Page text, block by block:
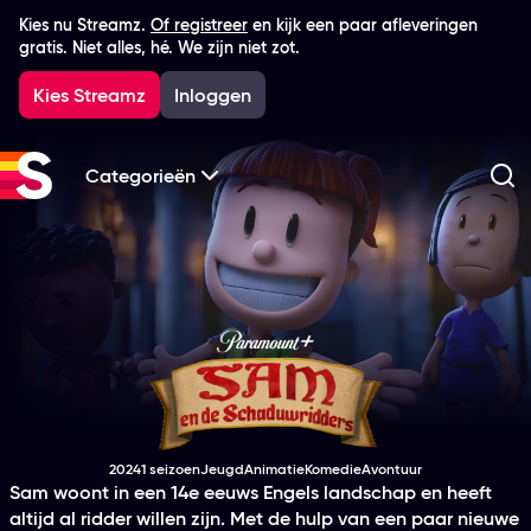
Kies nu Streamz. Of registreer en kijk een paar afleveringen
gratis. Niet alles, hé. We zijn niet zot.
Kies Streamz Inloggen
Categorieën
Sam & de
Productiejaar
20241 seizoen Genre
Jeugd Genre
Animatie
GenreKomedie
Genre Avontuur
Sam woont in een 14e eeuws Engels landschap en heeft
altijd al ridder willen zijn. Met de hulp van een paar nieuwe